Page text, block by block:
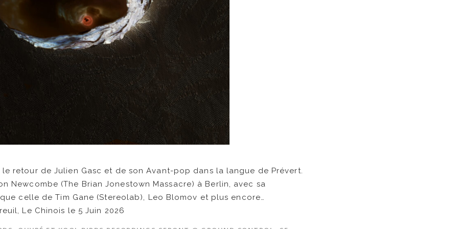
retour de Julien Gasc et de son Avant-pop dans la langue de Prévert.
Newcombe (The Brian Jonestown Massacre) à Berlin, avec sa
celle de Tim Gane (Stereolab), Leo Blomov et plus encore…
Le Chinois le 5 Juin 2026